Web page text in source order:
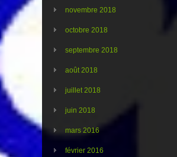
novembre 2018
octobre 2018
septembre 2018
août 2018
juillet 2018
juin 2018
mars 2016
février 2016